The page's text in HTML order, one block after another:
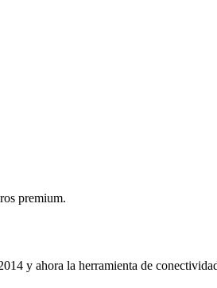
premium.
y ahora la herramienta de